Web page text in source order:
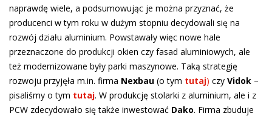
naprawdę wiele, a podsumowując je można przyznać, że
producenci w tym roku w dużym stopniu decydowali się na
rozwój działu aluminium. Powstawały więc nowe hale
przeznaczone do produkcji okien czy fasad aluminiowych, ale
też modernizowane były parki maszynowe. Taką strategię
rozwoju przyjęła m.in. firma Nexbau (o tym tutaj) czy Vidok –
pisaliśmy o tym tutaj. W produkcję stolarki z aluminium, ale i z
PCW zdecydowało się także inwestować Dako. Firma zbuduje